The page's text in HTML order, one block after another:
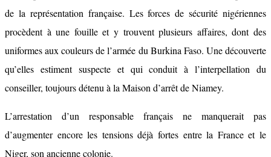
de la représentation française. Les forces de sécurité nigériennes
procèdent à une fouille et y trouvent plusieurs affaires, dont des
uniformes aux couleurs de l’armée du Burkina Faso. Une découverte
qu’elles estiment suspecte et qui conduit à l’interpellation du
conseiller, toujours détenu à la Maison d’arrêt de Niamey.
L’arrestation d’un responsable français ne manquerait pas
d’augmenter encore les tensions déjà fortes entre la France et le
Niger, son ancienne colonie.